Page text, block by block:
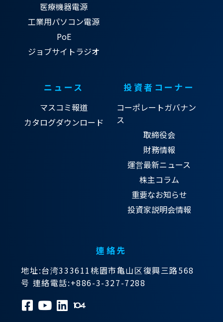
医療機器電源
工業用パソコン電源
PoE
ジョブサイトラジオ
ニュース
マスコミ報道
カタログダウンロード
投資者コーナー
コーポレートガバナン
ス
取締役会
財務情報
運営最新ニュース
株主コラム
重要なお知らせ
投資家説明会情報
連絡先
地址:台湾333611桃園市亀山区復興三路568
号 連絡電話:+886-3-327-7288